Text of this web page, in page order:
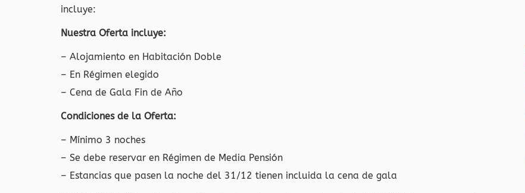
incluye:
Nuestra Oferta incluye:
– Alojamiento en Habitación Doble
– En Régimen elegido
– Cena de Gala Fin de Año
Condiciones de la Oferta:
– Mínimo 3 noches
– Se debe reservar en Régimen de Media Pensión
– Estancias que pasen la noche del 31/12 tienen incluida la cena de gala